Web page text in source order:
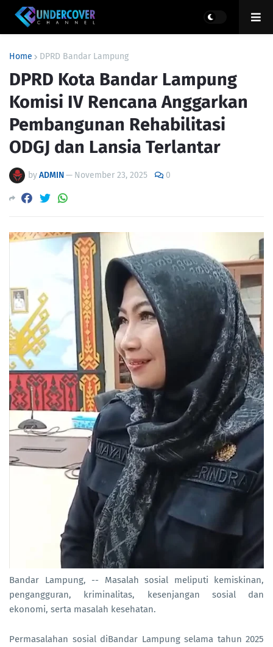
Home DPRD Bandar Lampung
DPRD Kota Bandar Lampung
Komisi IV Rencana Anggarkan
Pembangunan Rehabilitasi
ODGJ dan Lansia Terlantar
byADMIN— November 23, 2025 0
Bandar Lampung, -- Masalah sosial meliputi kemiskinan,
pengangguran, kriminalitas, kesenjangan sosial dan
ekonomi, serta masalah kesehatan.
Permasalahan sosial diBandar Lampung selama tahun 2025